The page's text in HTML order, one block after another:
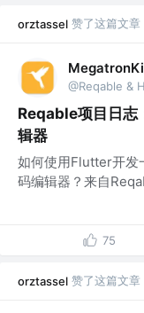
orztassel 赞了这篇文章
Reqable项目日志
辑器
如何使用Flutter开发
码编辑器？来自
75
orztassel 赞了这篇文章